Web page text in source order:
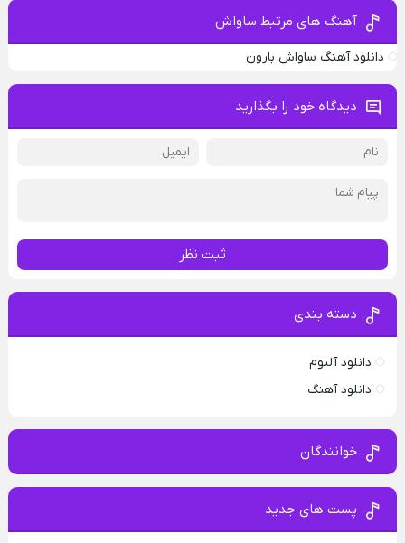
آهنگ های مرتبط ساواش
دانلود آهنگ ساواش بارون
دیدگاه خود را بگذارید
ثبت نظر
دسته بندی
دانلود آلبوم
دانلود آهنگ
خوانندگان
پست های جدید